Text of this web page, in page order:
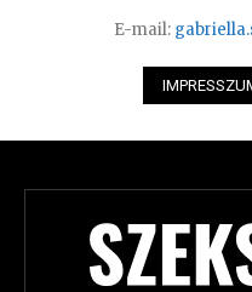
E-mail: